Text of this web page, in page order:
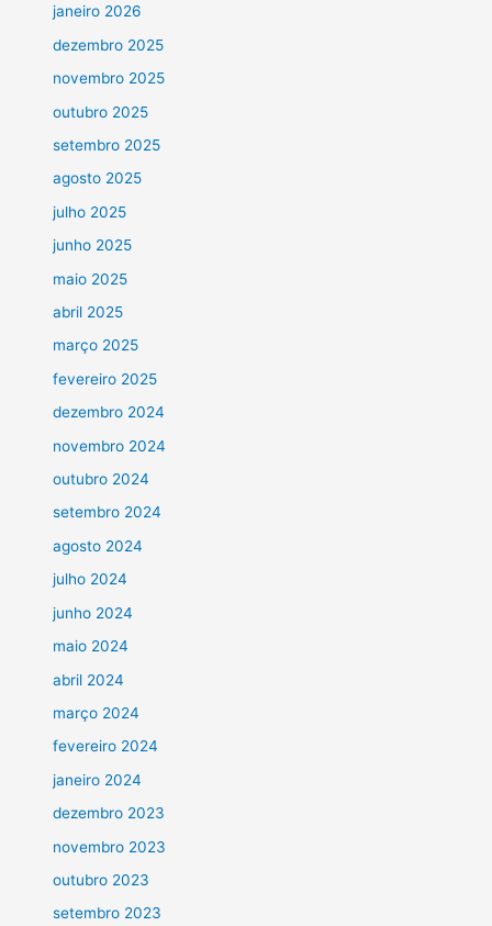
janeiro 2026
dezembro 2025
novembro 2025
outubro 2025
setembro 2025
agosto 2025
julho 2025
junho 2025
maio 2025
abril 2025
março 2025
fevereiro 2025
dezembro 2024
novembro 2024
outubro 2024
setembro 2024
agosto 2024
julho 2024
junho 2024
maio 2024
abril 2024
março 2024
fevereiro 2024
janeiro 2024
dezembro 2023
novembro 2023
outubro 2023
setembro 2023